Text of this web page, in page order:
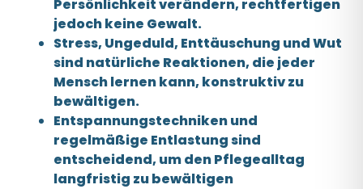
Persönlichkeit verändern, rechtfertigen
jedoch keine Gewalt.
Stress, Ungeduld, Enttäuschung und Wut
sind natürliche Reaktionen, die jeder
Mensch lernen kann, konstruktiv zu
bewältigen.
Entspannungstechniken und
regelmäßige Entlastung sind
entscheidend, um den Pflegealltag
langfristig zu bewältigen